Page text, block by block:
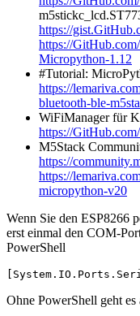
https://
https://
Micropython-1.12
#Tutorial:
https://
bluetooth-ble-
WiFiManager für
https://
M5Stack
https://
https://
micropython-v20
Wenn Sie den ESP8266
erst einmal den COM-
PowerShell
Ohne PowerShell geht